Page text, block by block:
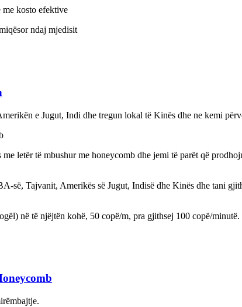
me kosto efektive
ndaj mjedisit
e Jugut, Indi dhe tregun lokal të Kinës dhe ne kemi
letër të mbushur me honeycomb dhe jemi të parët që
së, Tajvanit, Amerikës së Jugut, Indisë dhe Kinës dhe tani
në të njëjtën kohë, 50 copë/m, pra gjithsej 100 copë/